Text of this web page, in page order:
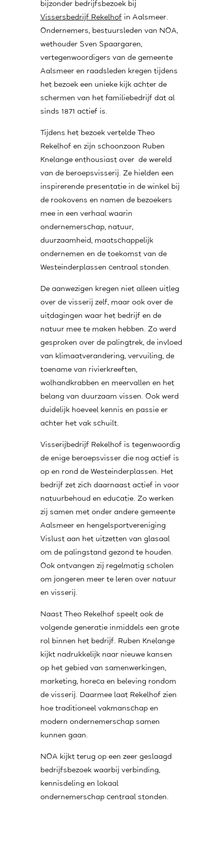
bijzonder bedrijfsbezoek bij
Vissersbedrijf Rekelhofin Aalsmeer.
Ondernemers, bestuursleden van NOA,
wethouder Sven Spaargaren,
vertegenwoordigers van de gemeente
Aalsmeer en raadsleden kregen tijdens
het bezoek een unieke kijk achter de
schermen van het familiebedrijf dat al
sinds 1871 actief is.
Tijdens het bezoek vertelde Theo
Rekelhof en zijn schoonzoon Ruben
Knelange enthousiast over de wereld
van de beroepsvisserij. Ze hielden een
inspirerende presentatie in de winkel bij
de rookovens en namen de bezoekers
mee in een verhaal waarin
ondernemerschap, natuur,
duurzaamheid, maatschappelijk
ondernemen en de toekomst van de
Westeinderplassen centraal stonden.
De aanwezigen kregen niet alleen uitleg
over de visserij zelf, maar ook over de
uitdagingen waar het bedrijf en de
natuur mee te maken hebben. Zo werd
gesproken over de palingtrek, de invloed
van klimaatverandering, vervuiling, de
toename van rivierkreeften,
wolhandkrabben en meervallen en het
belang van duurzaam vissen. Ook werd
duidelijk hoeveel kennis en passie er
achter het vak schuilt.
Visserijbedrijf Rekelhof is tegenwoordig
de enige beroepsvisser die nog actief is
op en rond de Westeinderplassen. Het
bedrijf zet zich daarnaast actief in voor
natuurbehoud en educatie. Zo werken
zij samen met onder andere gemeente
Aalsmeer en hengelsportvereniging
Vislust aan het uitzetten van glasaal
om de palingstand gezond te houden.
Ook ontvangen zij regelmatig scholen
om jongeren meer te leren over natuur
en visserij.
Naast Theo Rekelhof speelt ook de
volgende generatie inmiddels een grote
rol binnen het bedrijf. Ruben Knelange
kijkt nadrukkelijk naar nieuwe kansen
op het gebied van samenwerkingen,
marketing, horeca en beleving rondom
de visserij. Daarmee laat Rekelhof zien
hoe traditioneel vakmanschap en
modern ondernemerschap samen
kunnen gaan.
NOA kijkt terug op een zeer geslaagd
bedrijfsbezoek waarbij verbinding,
kennisdeling en lokaal
ondernemerschap centraal stonden.